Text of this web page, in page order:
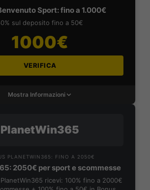
Sport: fino a 1.000€
sul deposito fino a 50€
1000€
VERIFICA
Mostra Informazioni
PlanetWin365
PLANETWIN365: FINO A 2050€
2050€ per sport e scommesse
ricevi: 100% fino a 2000€